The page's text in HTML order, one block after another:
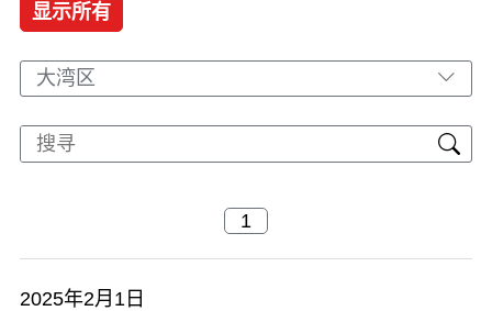
显示所有
大湾区
2025年2月1日